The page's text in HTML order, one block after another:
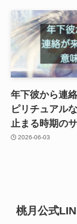
年下彼から連
ピリチュアル
止まる時期の
2026-06-03
桃月公式